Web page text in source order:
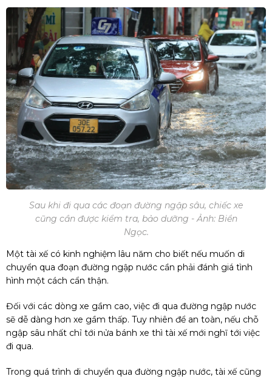
Sau khi đi qua các đoạn đường ngập sâu, chiếc xe
cũng cần được kiểm tra, bảo dưỡng - Ảnh: Biển
Ngọc.
Một tài xế có kinh nghiệm lâu năm cho biết nếu muốn di
chuyển qua đoạn đường ngập nước cần phải đánh giá tình
hình một cách cẩn thận.
Đối với các dòng xe gầm cao, việc đi qua đường ngập nước
sẽ dễ dàng hơn xe gầm thấp. Tuy nhiên để an toàn, nếu chỗ
ngập sâu nhất chỉ tới nửa bánh xe thì tài xế mới nghĩ tới việc
đi qua.
Trong quá trình di chuyển qua đường ngập nước, tài xế cũng